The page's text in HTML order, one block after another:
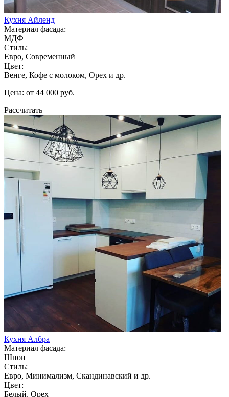
Кухня Айленд
Материал фасада:
МДФ
Стиль:
Евро, Современный
Цвет:
Венге, Кофе с молоком, Орех и др.
Цена: от 44 000 руб.
Рассчитать
Кухня Албра
Материал фасада:
Шпон
Стиль:
Евро, Минимализм, Скандинавский и др.
Цвет:
Белый, Орех